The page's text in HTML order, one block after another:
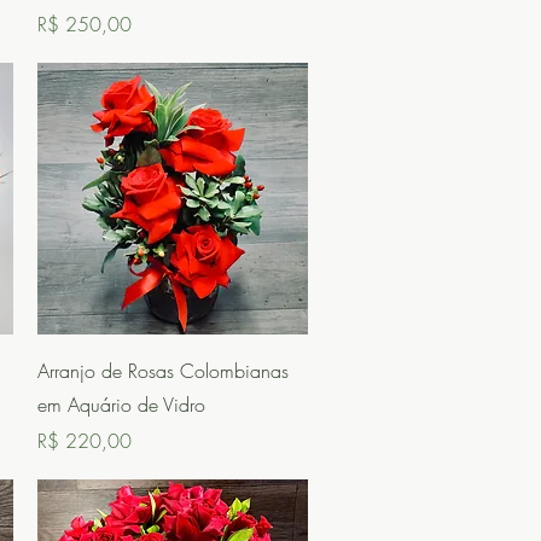
Preço
R$ 250,00
Visualização rápida
Arranjo de Rosas Colombianas
em Aquário de Vidro
Preço
R$ 220,00